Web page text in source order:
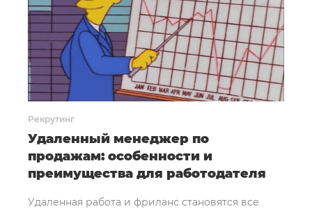
Рекрутинг
Удаленный менеджер по
продажам: особенности и
преимущества для работодателя
Удаленная работа и фриланс становятся все